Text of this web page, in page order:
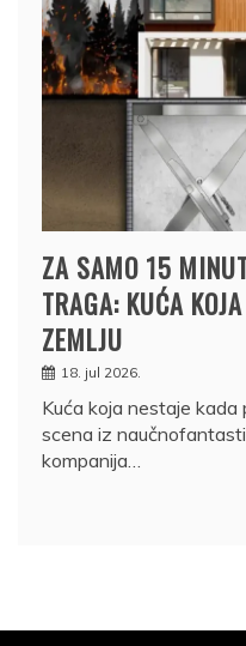
ZA SAMO 15
TRAGA: KUĆA
ZEMLJU
18. jul 2026.
Kuća koja nestaje
scena iz
kompanija…